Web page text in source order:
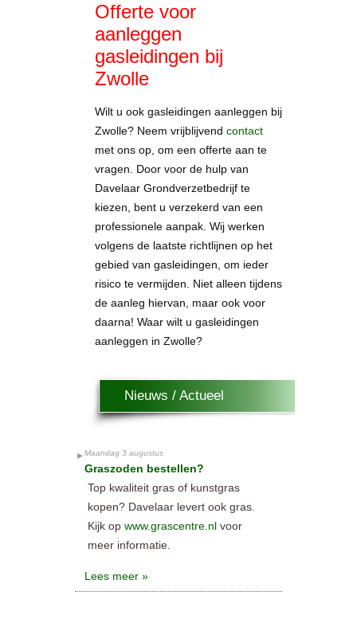
Offerte voor
aanleggen
gasleidingen bij
Zwolle
Wilt u ook gasleidingen aanleggen bij
Zwolle? Neem vrijblijvend contact
met ons op, om een offerte aan te
vragen. Door voor de hulp van
Davelaar Grondverzetbedrijf te
kiezen, bent u verzekerd van een
professionele aanpak. Wij werken
volgens de laatste richtlijnen op het
gebied van gasleidingen, om ieder
risico te vermijden. Niet alleen tijdens
de aanleg hiervan, maar ook voor
daarna! Waar wilt u gasleidingen
aanleggen in Zwolle?
Nieuws / Actueel
Maandag 3 augustus
Graszoden bestellen?
Top kwaliteit gras of kunstgras
kopen? Davelaar levert ook gras.
Kijk op www.grascentre.nl voor
meer informatie.
Lees meer »